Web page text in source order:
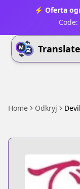
⚡ Oferta
Code:
Home Odkryj